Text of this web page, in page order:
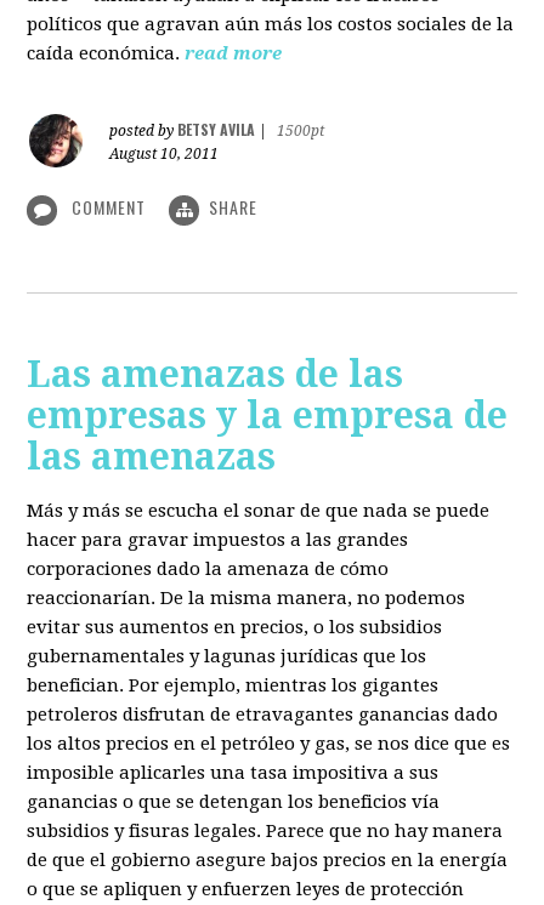
políticos que agravan aún más los costos sociales de la
caída económica. read more
posted by BETSY AVILA
1500pt
August 10, 2011
COMMENT SHARE
Las amenazas de las
empresas y la empresa de
las amenazas
Más y más se escucha el sonar de que nada se puede
hacer para gravar impuestos a las grandes
corporaciones dado la amenaza de cómo
reaccionarían. De la misma manera, no podemos
evitar sus aumentos en precios, o los subsidios
gubernamentales y lagunas jurídicas que los
benefician. Por ejemplo, mientras los gigantes
petroleros disfrutan de etravagantes ganancias dado
los altos precios en el petróleo y gas, se nos dice que es
imposible aplicarles una tasa impositiva a sus
ganancias o que se detengan los beneficios vía
subsidios y fisuras legales. Parece que no hay manera
de que el gobierno asegure bajos precios en la energía
o que se apliquen y enfuerzen leyes de protección